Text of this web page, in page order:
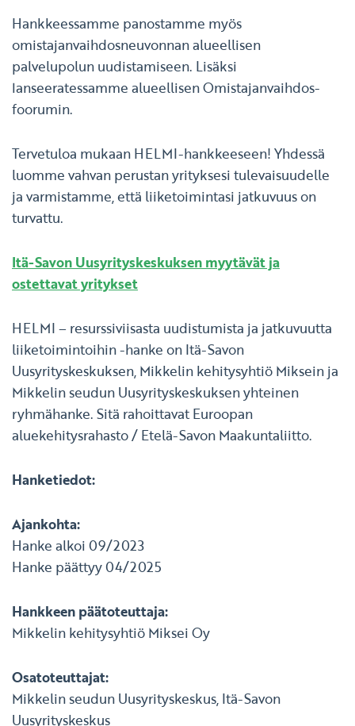
Hankkeessamme panostamme myös
omistajanvaihdosneuvonnan alueellisen
palvelupolun uudistamiseen. Lisäksi
lanseeratessamme alueellisen Omistajanvaihdos-
foorumin.
Tervetuloa mukaan HELMI-hankkeeseen! Yhdessä
luomme vahvan perustan yrityksesi tulevaisuudelle
ja varmistamme, että liiketoimintasi jatkuvuus on
turvattu.
Itä-Savon Uusyrityskeskuksen myytävät ja
ostettavat yritykset
HELMI – resurssiviisasta uudistumista ja jatkuvuutta
liiketoimintoihin -hanke on Itä-Savon
Uusyrityskeskuksen, Mikkelin kehitysyhtiö Miksein ja
Mikkelin seudun Uusyrityskeskuksen yhteinen
ryhmähanke. Sitä rahoittavat Euroopan
aluekehitysrahasto / Etelä-Savon Maakuntaliitto.
Hanketiedot:
Ajankohta:
Hanke alkoi 09/2023
Hanke päättyy 04/2025
Hankkeen päätoteuttaja:
Mikkelin kehitysyhtiö Miksei Oy
Osatoteuttajat:
Mikkelin seudun Uusyrityskeskus, Itä-Savon
Uusyrityskeskus